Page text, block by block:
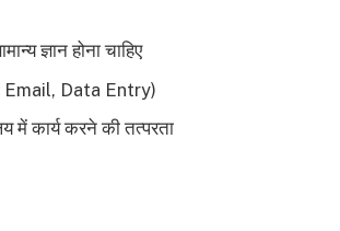
ज्ञान होना चाहिए
Email, Data Entry)
में कार्य करने की तत्परता